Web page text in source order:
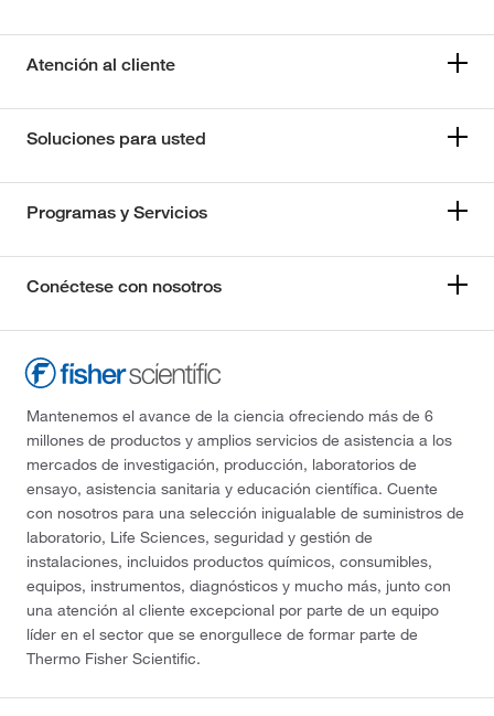
Atención al cliente
Soluciones para usted
Programas y Servicios
Conéctese con nosotros
Mantenemos el avance de la ciencia ofreciendo más de 6
millones de productos y amplios servicios de asistencia a los
mercados de investigación, producción, laboratorios de
ensayo, asistencia sanitaria y educación científica. Cuente
con nosotros para una selección inigualable de suministros de
laboratorio, Life Sciences, seguridad y gestión de
instalaciones, incluidos productos químicos, consumibles,
equipos, instrumentos, diagnósticos y mucho más, junto con
una atención al cliente excepcional por parte de un equipo
líder en el sector que se enorgullece de formar parte de
Thermo Fisher Scientific.